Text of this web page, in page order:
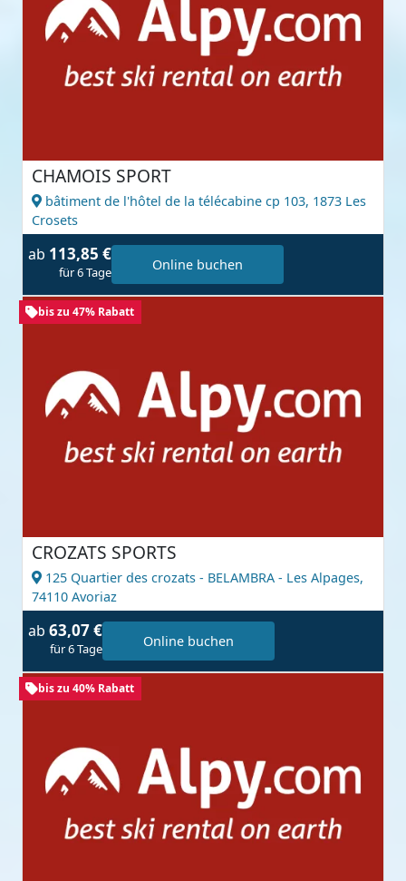
CHAMOIS SPORT
bâtiment de l'hôtel de la télécabine cp 103, 1873 Les
Crosets
ab 113,85 €
für 6 Tage Online buchen
bis zu 47% Rabatt
CROZATS SPORTS
125 Quartier des crozats - BELAMBRA - Les Alpages,
74110 Avoriaz
ab 63,07 €
für 6 Tage Online buchen
bis zu 40% Rabatt